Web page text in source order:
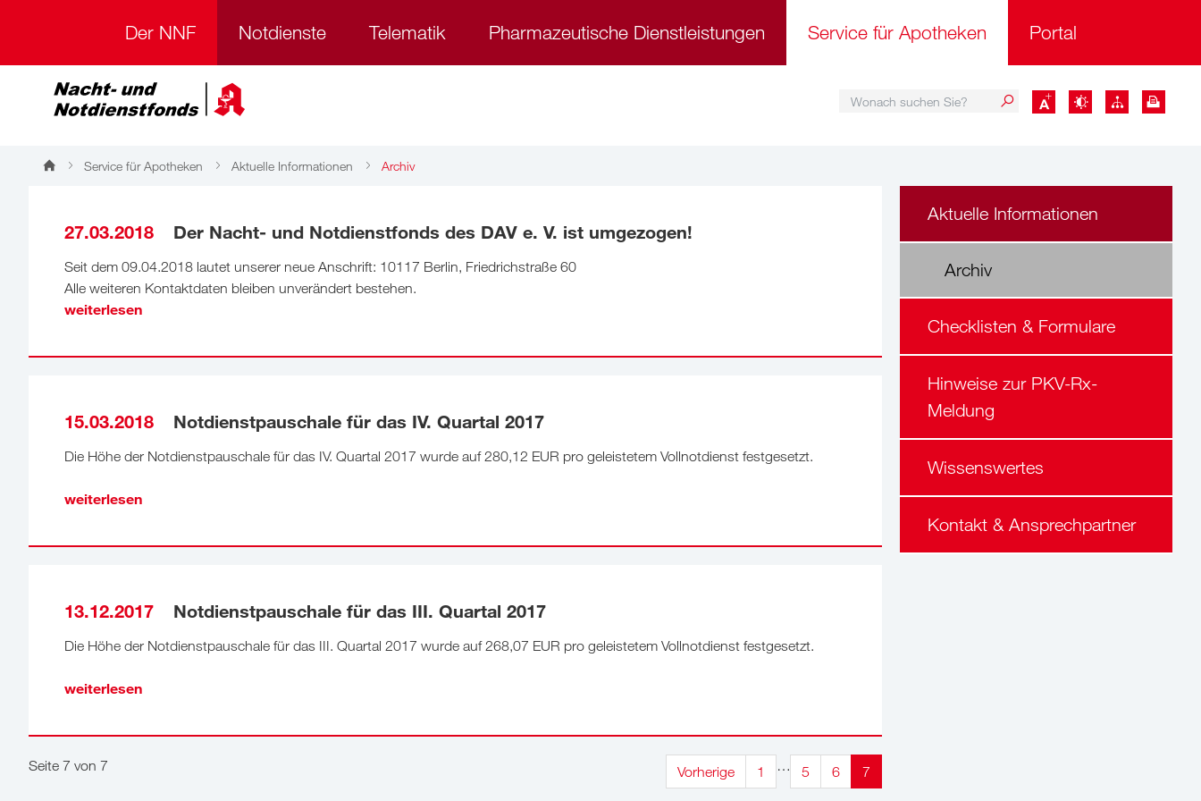
Der NNF Notdienste Telematik Pharmazeutische Dienstleistungen Service für Apotheken Portal
Wonach suchen Sie?
Service für Apotheken Aktuelle Informationen Archiv
27.03.2018 Der Nacht- und Notdienstfonds des DAV e. V. ist umgezogen!
Seit dem 09.04.2018 lautet unserer neue Anschrift: 10117 Berlin, Friedrichstraße 60
Alle weiteren Kontaktdaten bleiben unverändert bestehen.
weiterlesen
15.03.2018 Notdienstpauschale für das IV. Quartal 2017
Die Höhe der Notdienstpauschale für das IV. Quartal 2017 wurde auf 280,12 EUR pro geleistetem Vollnotdienst festgesetzt.
weiterlesen
13.12.2017 Notdienstpauschale für das III. Quartal 2017
Die Höhe der Notdienstpauschale für das III. Quartal 2017 wurde auf 268,07 EUR pro geleistetem Vollnotdienst festgesetzt.
weiterlesen
Seite 7 von 7 Vorherige 1 … 5 6 7
Aktuelle Informationen
Archiv
Checklisten & Formulare
Hinweise zur PKV-Rx-
Meldung
Wissenswertes
Kontakt & Ansprechpartner